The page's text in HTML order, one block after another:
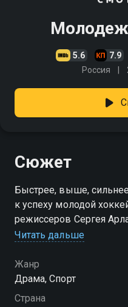
5.6 7.9
Россия
Сюжет
Быстрее, выше,
к успеху молодой
режиссеров Сергея
«Родком») и Андрея Головкова. В
играют в любительский
большему. Увы, пока у
очень: из-за
Читать дальше
Жанр
Драма, Спорт
Страна